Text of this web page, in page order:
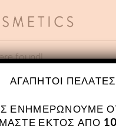
found!
ΑΓΑΠΗΤΟΊ
ΕΝΗΜΕΡΏΝΟΥΜΕ
ΕΚΤΌΣ ΑΠΌ